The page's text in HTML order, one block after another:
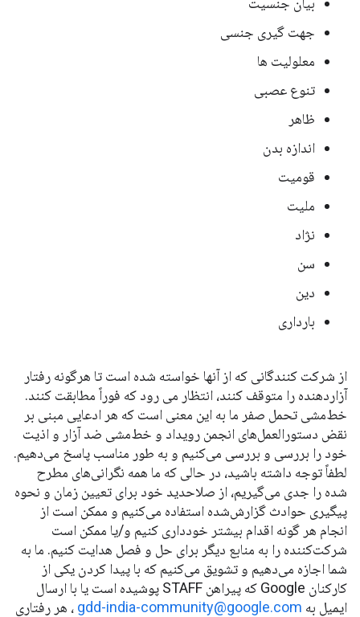
جهت گیری جنسی
معلولیت ها
تنوع عصبی
ظاهر
اندازه بدن
قومیت
ملیت
نژاد
سن
دین
بارداری
از شرکت کنندگانی که از آنها خواسته شده است تا هرگونه رفتار
آزاردهنده را متوقف کنند، انتظار می رود که فوراً مطابقت کنند.
خط‌مشی تحمل صفر ما به این معنی است که هر ادعایی مبنی بر
نقض دستورالعمل‌های انجمن رویداد و خط‌مشی ضد آزار و اذیت
خود را بررسی و بررسی می‌کنیم و به طور مناسب پاسخ می‌دهیم.
لطفاً توجه داشته باشید، در حالی که ما همه نگرانی‌های مطرح
شده را جدی می‌گیریم، از صلاحدید خود برای تعیین زمان و نحوه
پیگیری حوادث گزارش‌شده استفاده می‌کنیم و ممکن است از
انجام هر گونه اقدام بیشتر خودداری کنیم و/یا ممکن است
شرکت‌کننده را به منابع دیگر برای حل و فصل هدایت کنیم. ما به
شما اجازه می‌دهیم و تشویق می‌کنیم که با پیدا کردن یکی از
کارکنان Google که پیراهن STAFF پوشیده است یا با ارسال
ایمیل به gdd-india-community@google.com ، هر رفتاری